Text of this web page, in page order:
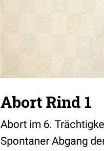
Abort Rind 1
Abort im 6.
Spontaner Abgang